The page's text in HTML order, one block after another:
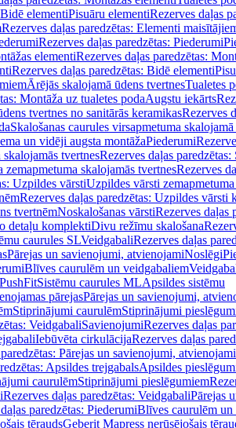
elementiPisuāru elementiRezerves daļas
Rezerves daļas paredzētas: Elementi
Rezerves daļas paredzētas: Piederumi
elementiRezerves daļas paredzētas:
Rezerves daļas paredzētas: Bidē elementi
Ārējās skalojamā ūdens tvertnesTualetes
Montāža uz tualetes podaAugstu iekārts
tvertnes no sanitārās keramikasRezerves
Skalošanas caurules virsapmetuma
un vidēji augsta montāžaPiederumi
tvertnesRezerves daļas
zemapmetuma skalojamās tvertnesRezerves
Uzpildes vārstiUzpildes vārsti
Rezerves daļas paredzētas: Uzpildes vārsti
tvertnēmNoskalošanas vārstiRezerves daļas
detaļu komplektiDivu režīmu skalošana
caurules SLVeidgabaliRezerves daļas
Pārejas un savienojumi, atvienojamiNoslēgi
Blīves caurulēm un veidgabaliem
Sistēmu caurules MLApsildes sistēmu
pārejasPārejas un savienojumi,
Stiprinājumi caurulēmStiprinājumi
VeidgabaliSavienojumiRezerves daļas
Iebūvēta cirkulācijaRezerves daļas
Pārejas un savienojumi, atvienojami
Apsildes trejgabalsApsildes
caurulēmStiprinājumi pieslēgumiem
Rezerves daļas paredzētas: VeidgabaliPārejas
paredzētas: PiederumiBlīves caurulēm un
tēraudsGeberit Mapress nerūsējošais